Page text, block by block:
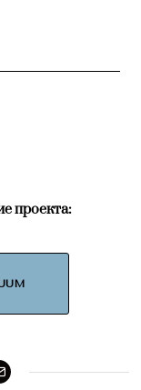
проекта: